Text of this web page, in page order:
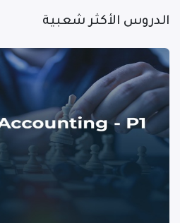
الدروس الأكثر شعبية